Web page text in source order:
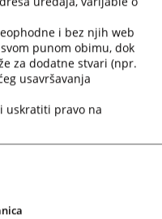
i bez njih web
punom obimu, dok
za dodatne stvari (npr.
usavršavanja
uskratiti pravo na